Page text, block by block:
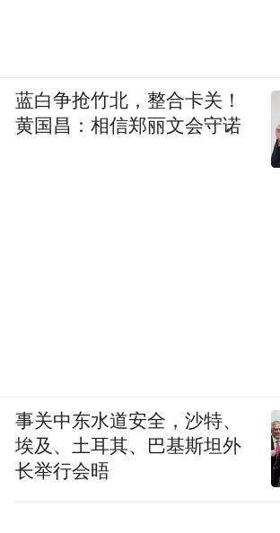
蓝白争抢竹北，整合卡关！
黄国昌：相信郑丽文会守诺
事关中东水道安全，沙特、
埃及、土耳其、巴基斯坦外
长举行会晤